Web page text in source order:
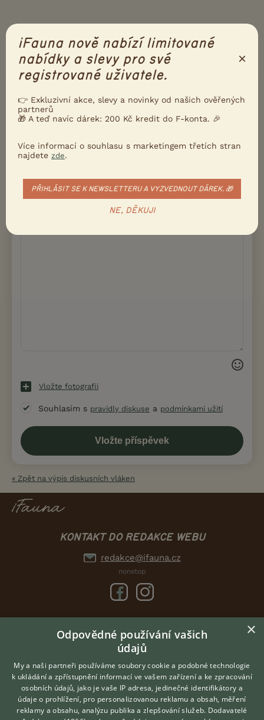
Přezdívka
Vložte fotografii
Souhlasím s pravidly diskuse a podmínkami užití
« Zpět na výpis diskusních vláken
KONTAKT DO REDAKCE WEBU
redakce@ifauna.cz
nonstop
DOMOVSKÁ STRÁNKA
INZERCE
DISKUSE
ČLÁNKY
O nás
iFauna nově nabízí limitované
nabídky a slevy pro své
registrované uživatele.
×
👉 Exkluzivní akce, slevy a novinky od našich ověřených
partnerů
🎁 A teď navíc dárek: 200 Kč kredit do F-konta. 🎉
Více informací o souhlasu s marketingem třetích stran
najdete zde.
PŘIHLÁSIT SE K NEWSLETTERU A VYZVEDNOUT DÁREK. 🎁
NE, DĚKUJI
×
Odpovědné používání vašich
údajů
My a naši partneři používáme soubory cookie a podobné technologie
k ukládání a zpřístupnění informací ve vašem zařízení a ke zpracování
osobních údajů, jako je vaše IP adresa, jedinečné identifikátory a
údaje o prohlížení, pro personalizovanou reklamu a obsah, měření
reklamy a obsahu, analýzu publika a zlepšování služeb. Dodavatelé